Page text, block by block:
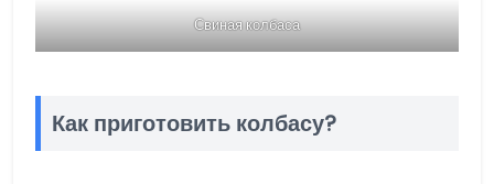
Свиная колбаса
Как приготовить колбасу?